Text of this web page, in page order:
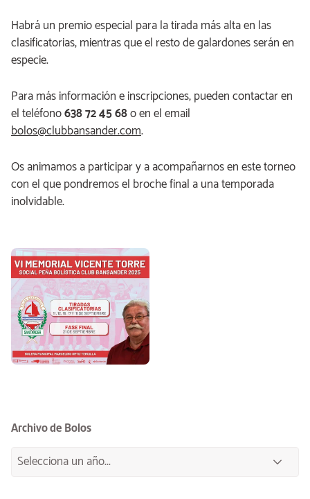
Habrá un premio especial para la tirada más alta en las
clasificatorias, mientras que el resto de galardones serán en
especie.
Para más información e inscripciones, pueden contactar en
el teléfono638 72 45 68o en el email
bolos@clubbansander.com.
Os animamos a participar y a acompañarnos en este torneo
con el que pondremos el broche final a una temporada
inolvidable.
Archivo de Bolos